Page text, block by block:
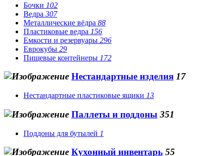
Бочки 102
Ведра 307
Металлические вёдра 88
Пластиковые ведра 156
Емкости и резервуары 296
Еврокубы 29
Пищевые контейнеры 172
Нестандартные изделия 17
Нестандартные пластиковые ящики 13
Паллеты и поддоны 351
Поддоны для бутылей 1
Кухонный инвентарь 55